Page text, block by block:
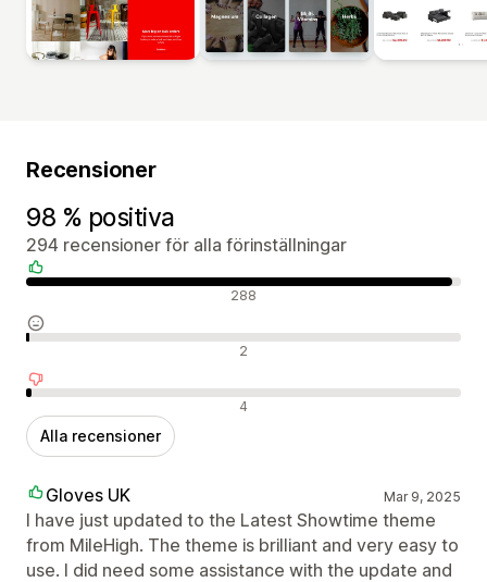
Recensioner
98 % positiva
294 recensioner för alla förinställningar
Positiva recensioner 288
Neutrala recensioner 2
Negativa recensioner 4
Alla recensioner
Gloves UK Mar 9, 2025
I have just updated to the Latest Showtime theme
from MileHigh. The theme is brilliant and very easy to
use. I did need some assistance with the update and